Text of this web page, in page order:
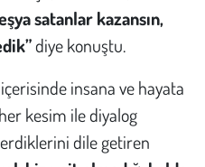
satanlar kazansın,
diye konuştu.
insana ve hayata
kesim ile diyalog
dile getiren